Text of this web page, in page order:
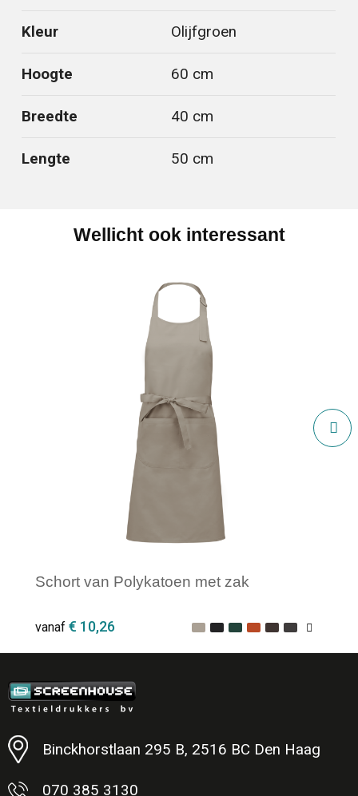
Kleur Olijfgroen
Hoogte 60 cm
Breedte 40 cm
Lengte 50 cm
Wellicht ook interessant
Schort van Polykatoen met zak
vanaf € 10,26
Minimale afname: 1
Binckhorstlaan 295 B, 2516 BC Den Haag
070 385 3130